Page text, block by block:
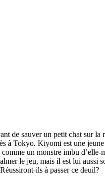
de sauver un petit chat sur la
à Tokyo. Kiyomi est une
un monstre imbu
le jeu, mais il est lui aussi
ils à passer ce deuil?